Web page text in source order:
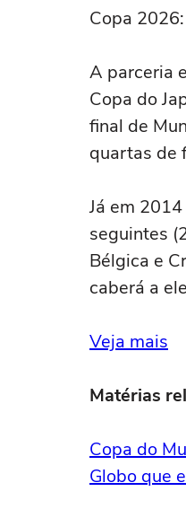
Copa
A parceria
Copa do
final de
quartas de
Já em
seguintes
Bélgica e
caberá a
Veja mais
Matérias
Copa do
Globo que